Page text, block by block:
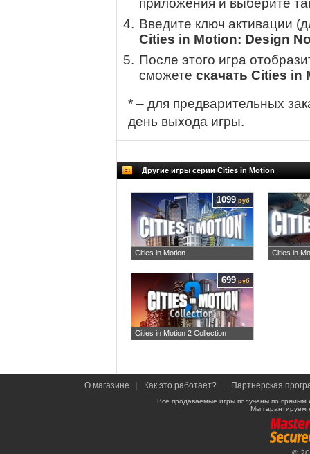
приложения и выберите
Введите ключ активации
Cities in Motion: Design
После этого игра
сможете скачать Cities in
* – для предварительных
день выхода игры.
Другие игры серии Cities in Motion
Cities in Motion
1099 руб
Cities in
Cities in Motion 2 Collection
699 руб
О магазине Как это работает? Партнерская
Все продаваемые игры получены по
Мы гарантируем